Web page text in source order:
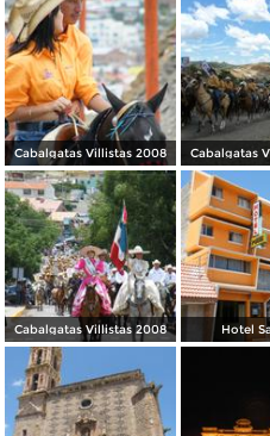
Cabalgatas Villistas 2008 Cabalgatas
Cabalgatas Villistas 2008 Hotel